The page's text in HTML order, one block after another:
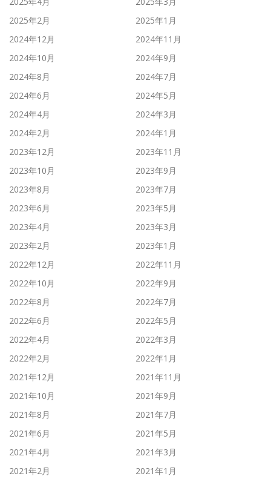
2025年2月
2025年1月
2024年12月
2024年11月
2024年10月
2024年9月
2024年8月
2024年7月
2024年6月
2024年5月
2024年4月
2024年3月
2024年2月
2024年1月
2023年12月
2023年11月
2023年10月
2023年9月
2023年8月
2023年7月
2023年6月
2023年5月
2023年4月
2023年3月
2023年2月
2023年1月
2022年12月
2022年11月
2022年10月
2022年9月
2022年8月
2022年7月
2022年6月
2022年5月
2022年4月
2022年3月
2022年2月
2022年1月
2021年12月
2021年11月
2021年10月
2021年9月
2021年8月
2021年7月
2021年6月
2021年5月
2021年4月
2021年3月
2021年2月
2021年1月